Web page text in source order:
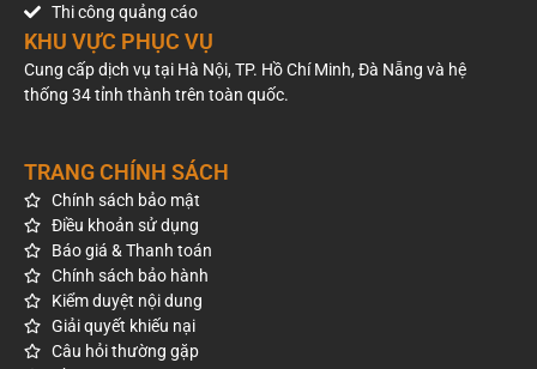
Billboard
vòng xoay
Lý Thái
Tổ
Vòng
xoay Lý
Thái Tổ,
Quận 10,
8m (cao)
= 56m
Billboard
ngã 4
Hàng
Xanh
Vòng
xoay
Hàng
Xanh,
Quận
Bình
Thạnh,
HCM
Thi công quảng cáo
KHU VỰC PHỤC VỤ
Cung cấp dịch vụ tại Hà Nội, TP. Hồ Chí Minh, Đà Nẵng và hệ
thống 34 tỉnh thành trên toàn quốc.
TRANG CHÍNH SÁCH
Chính sách bảo mật
Điều khoản sử dụng
Báo giá & Thanh toán
Chính sách bảo hành
Kiểm duyệt nội dung
Giải quyết khiếu nại
Câu hỏi thường gặp